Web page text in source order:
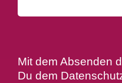
Mit dem Absenden
Du dem